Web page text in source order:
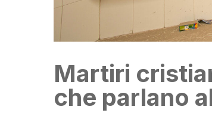
Martiri
che parlano